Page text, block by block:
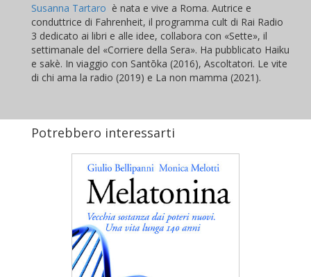
Susanna Tartaro è nata e vive a Roma. Autrice e
conduttrice di Fahrenheit, il programma cult di Rai Radio
3 dedicato ai libri e alle idee, collabora con «Sette», il
settimanale del «Corriere della Sera». Ha pubblicato Haiku
e sakè. In viaggio con Santōka (2016), Ascoltatori. Le vite
di chi ama la radio (2019) e La non mamma (2021).
Potrebbero interessarti